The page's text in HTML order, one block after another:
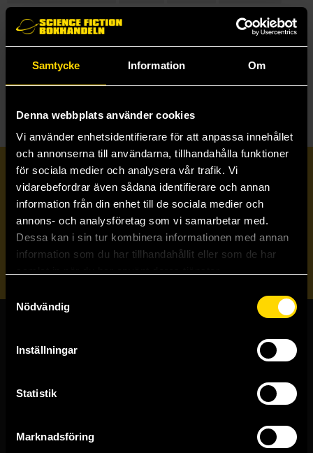
Samtycke Information Om
Denna webbplats använder cookies
Vi använder enhetsidentifierare för att anpassa innehållet
och annonserna till användarna, tillhandahålla funktioner
för sociala medier och analysera vår trafik. Vi
vidarebefordrar även sådana identifierare och annan
information från din enhet till de sociala medier och
annons- och analysföretag som vi samarbetar med.
Dessa kan i sin tur kombinera informationen med annan
information som du har tillhandahållit eller som de har
Nödvändig
Inställningar
Statistik
Marknadsföring
KORTROMAN
LÄROBOK
NOVELL
SAMLINGSVOLYM
TECKNA & MÅLA TECKNAD SERIE
Prenumerera på vårt nyhetsbrev
Veckobrevet
Skicka
Butiker & kundtjänst
Västerlånggatan 48
Göteborgsbutiken
Kungsgatan 19